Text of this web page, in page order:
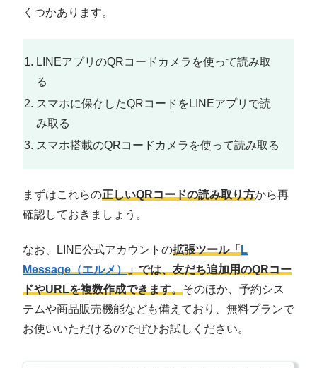
くつかあります。
LINEアプリのQRコードカメラを使って読み取
る
スマホに保存したQRコードをLINEアプリで読
み取る
スマホ搭載のQRコードカメラを使って読み取る
まずはこれらの正しいQRコードの読み取り方から再
確認しておきましょう。
なお、LINE公式アカウントの拡張ツール「L
Message（エルメ）」では、友だち追加用のQRコー
ドやURLを複数作成できます。そのほか、予約シス
テムや商品販売機能なども備えており、無料プランで
お使いいただけるのでぜひお試しください。